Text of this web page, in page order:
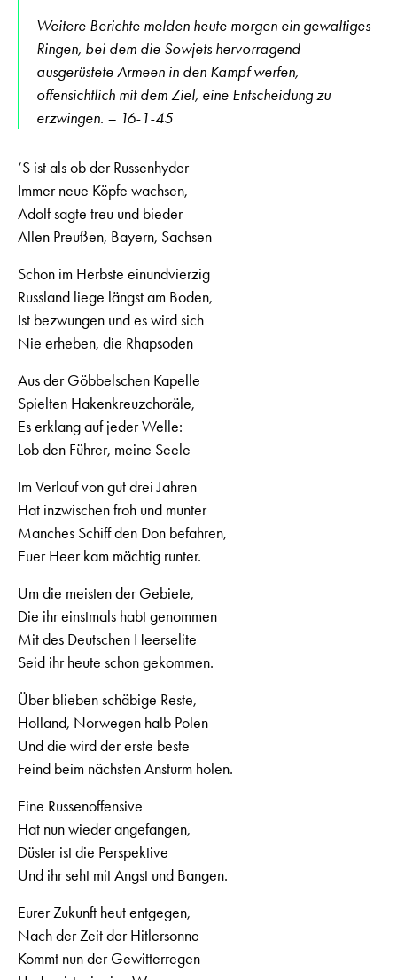
Weitere Berichte melden heute morgen ein gewaltiges
Ringen, bei dem die Sowjets hervorragend
ausgerüstete Armeen in den Kampf werfen,
offensichtlich mit dem Ziel, eine Entscheidung zu
erzwingen. – 16-1-45
‘S ist als ob der Russenhyder
Immer neue Köpfe wachsen,
Adolf sagte treu und bieder
Allen Preußen, Bayern, Sachsen
Schon im Herbste einundvierzig
Russland liege längst am Boden,
Ist bezwungen und es wird sich
Nie erheben, die Rhapsoden
Aus der Göbbelschen Kapelle
Spielten Hakenkreuzchoräle,
Es erklang auf jeder Welle:
Lob den Führer, meine Seele
Im Verlauf von gut drei Jahren
Hat inzwischen froh und munter
Manches Schiff den Don befahren,
Euer Heer kam mächtig runter.
Um die meisten der Gebiete,
Die ihr einstmals habt genommen
Mit des Deutschen Heerselite
Seid ihr heute schon gekommen.
Über blieben schäbige Reste,
Holland, Norwegen halb Polen
Und die wird der erste beste
Feind beim nächsten Ansturm holen.
Eine Russenoffensive
Hat nun wieder angefangen,
Düster ist die Perspektive
Und ihr seht mit Angst und Bangen.
Eurer Zukunft heut entgegen,
Nach der Zeit der Hitlersonne
Kommt nun der Gewitterregen